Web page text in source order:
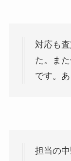
対応も
た。ま
です。
担当の